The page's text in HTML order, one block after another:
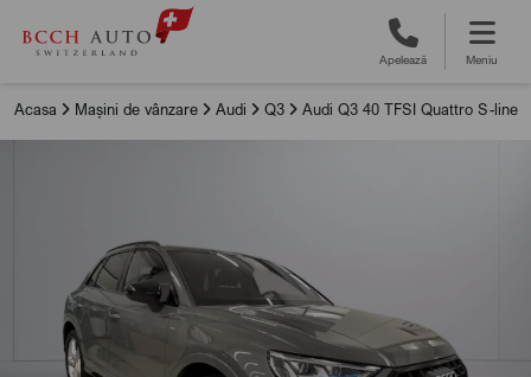
Apelează Meniu
Acasa Mașini de vânzare Audi Q3 Audi Q3 40 TFSI Quattro S-line